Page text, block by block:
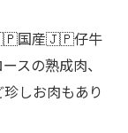
🇯🇵国産🇯🇵仔牛
スの熟成肉、
しお肉もあり